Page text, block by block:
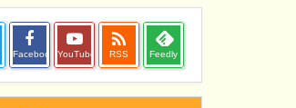
Facebook YouTube

RSS Feedly